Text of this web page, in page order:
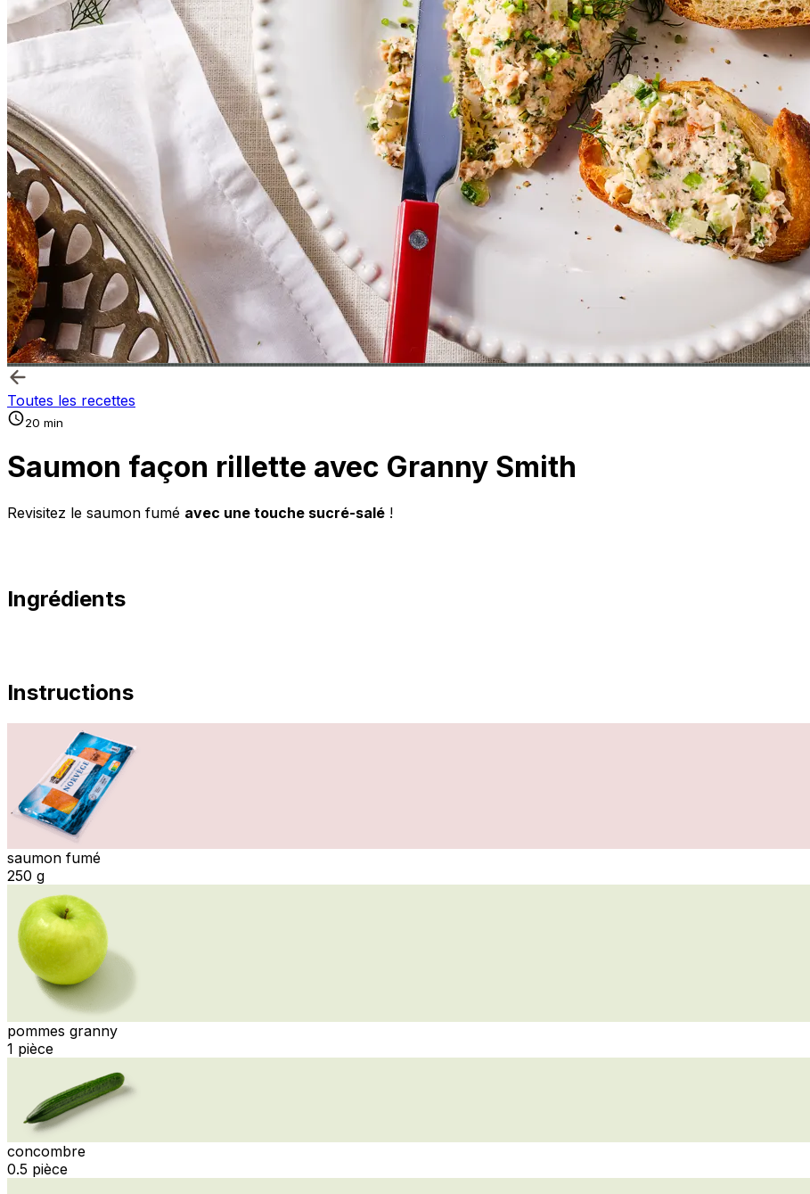
Toutes les recettes
20 min
Saumon façon rillette avec Granny Smith
Revisitez le saumon fumé avec une touche sucré-salé !
Ingrédients
Instructions
saumon fumé
250 g
pommes granny
1 pièce
concombre
0.5 pièce